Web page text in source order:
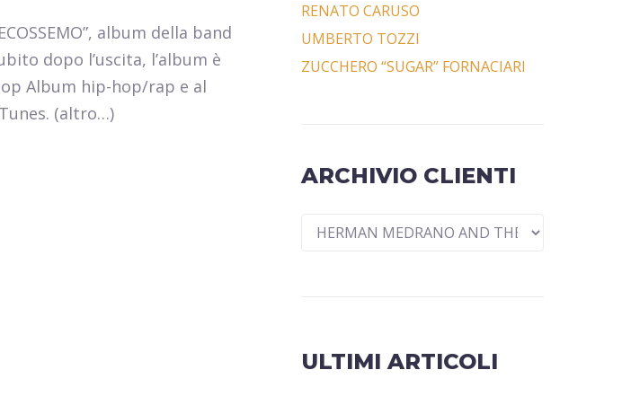
album della band
dopo l’uscita, l’album è
Album hip-hop/rap e al
(altro…)
RENATO CARUSO
UMBERTO TOZZI
ZUCCHERO “SUGAR” FORNACIARI
ARCHIVIO CLIENTI
ULTIMI ARTICOLI